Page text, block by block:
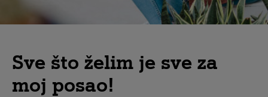
Sve što želim je sve za
moj posao!